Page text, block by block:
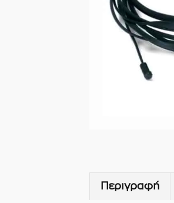
Περιγραφή